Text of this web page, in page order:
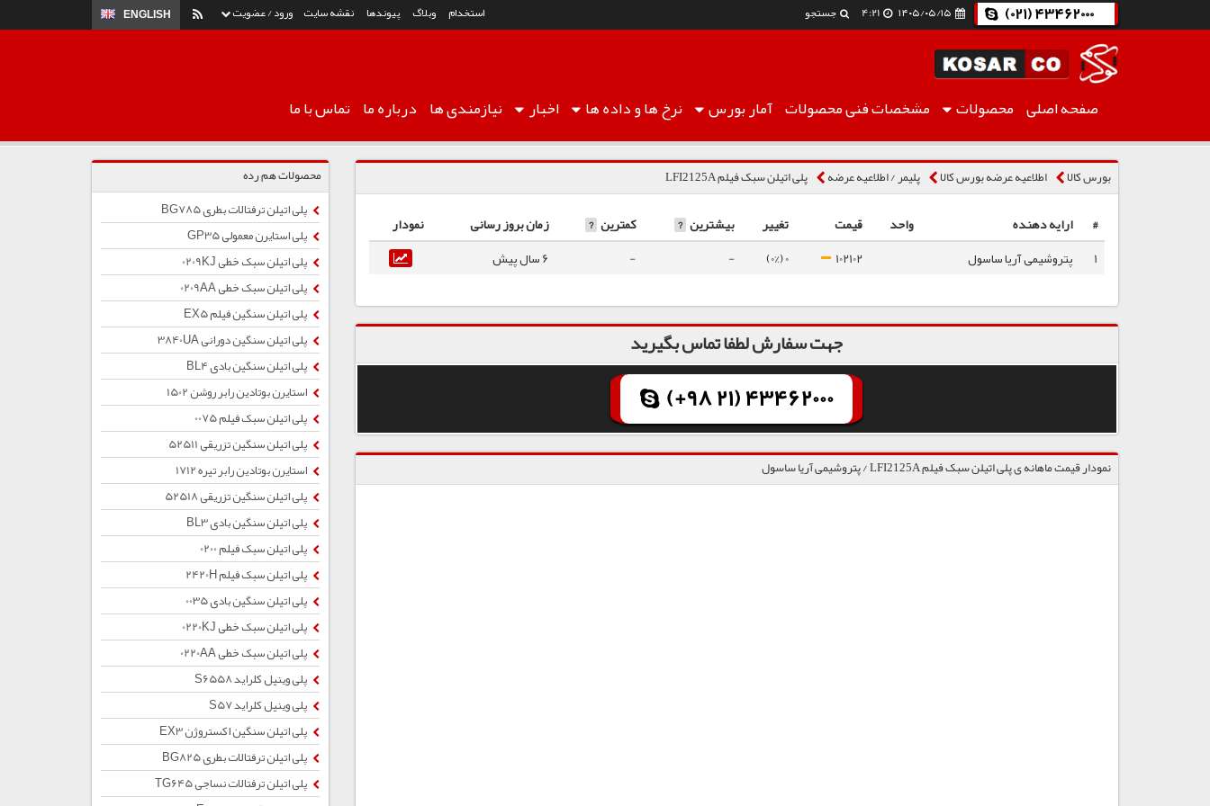
ورود / عضویت ENGLISH استخدام وبلاگ پیوندها نقشه سایت (021) 43462000
4:21 جستجو
صفحه اصلی محصولات مشخصات فنیمحصولات آماربورس نرخ هاو داده ها اخبار نیازمندی ها درباره ما تماس با ما پلی اتیلن سبک فیلم LFI2125A
بورس کالا اطلاعیه عرضه بورس کالا پلیمر / اطلاعیه عرضه پلی اتیلن سبک فیلم LFI2125A
# ارایه دهنده واحد قیمت تغییر بیشترین ? کمترین ? زمان بروز رسانی
نمودار
1
پتروشیمی آریا ساسول 102102
0 (0%)
-
- 6 سال پیش
جهت سفارش لطفا تماس بگیرید
(+98 21) 43462000
نمودار قیمت ماهانه ی پلی اتیلن سبک فیلم LFI2125A / پتروشیمی آریا ساسول
محصولات هم رده
پلی اتیلن ترفتالات بطری BG785
پلی استایرن معمولی GP35
پلی اتیلن سبک خطی 0209KJ
پلی اتیلن سبک خطی 0209AA
پلی اتیلن سنگین فیلم EX5
پلی اتیلن سنگین دورانی 3840UA
پلی اتیلن سنگین بادی BL4
استایرن بوتادین رابر روشن 1502
پلی اتیلن سبک فیلم 0075
پلی اتیلن سنگین تزریقی 52511
استایرن بوتادین رابر تیره 1712
پلی اتیلن سنگین تزریقی 52518
پلی اتیلن سنگین بادی BL3
پلی اتیلن سبک فیلم 0200
پلی اتیلن سبک فیلم 2420H
پلی اتیلن سنگین بادی 0035
پلی اتیلن سبک خطی 0220KJ
پلی اتیلن سبک خطی 0220AA
پلی وینیل کلراید S6558
پلی وینیل کلراید S57
پلی اتیلن سنگین اکستروژن EX3
پلی اتیلن ترفتالات بطری BG825
پلی اتیلن ترفتالات نساجی TG645